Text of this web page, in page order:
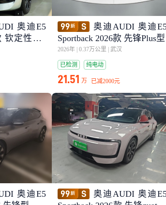
奥迪E5
钦定性能q
奥迪AUDI 奥迪
Sportback 2026款 先锋Plus型
2026年 0.37万公里 武汉
已检测 纯电动
21.51 万 已减2000元
奥迪E5
奥迪AUDI 奥迪